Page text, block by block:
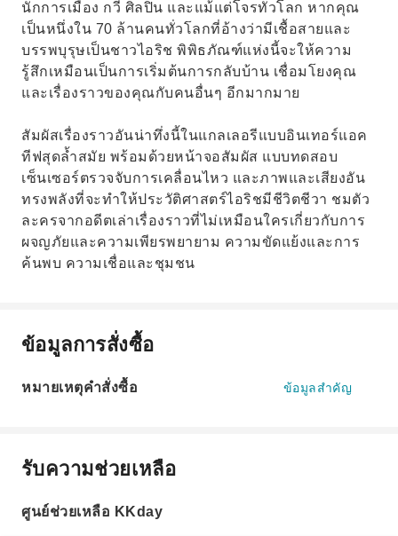
นักการเมือง กวี ศิลปิน และแม้แต่โจรทั่วโลก หากคุณ
เป็นหนึ่งใน 70 ล้านคนทั่วโลกที่อ้างว่ามีเชื้อสายและ
บรรพบุรุษเป็นชาวไอริช พิพิธภัณฑ์แห่งนี้จะให้ความ
รู้สึกเหมือนเป็นการเริ่มต้นการกลับบ้าน เชื่อมโยงคุณ
และเรื่องราวของคุณกับคนอื่นๆ อีกมากมาย
สัมผัสเรื่องราวอันน่าทึ่งนี้ในแกลเลอรีแบบอินเทอร์แอค
ทีฟสุดล้ำสมัย พร้อมด้วยหน้าจอสัมผัส แบบทดสอบ
เซ็นเซอร์ตรวจจับการเคลื่อนไหว และภาพและเสียงอัน
ทรงพลังที่จะทำให้ประวัติศาสตร์ไอริชมีชีวิตชีวา ชมตัว
ละครจากอดีตเล่าเรื่องราวที่ไม่เหมือนใครเกี่ยวกับการ
ผจญภัยและความเพียรพยายาม ความขัดแย้งและการ
ค้นพบ ความเชื่อและชุมชน
ข้อมูลการสั่งซื้อ
หมายเหตุคำสั่งซื้อ ข้อมูลสำคัญ
รับความช่วยเหลือ
ศูนย์ช่วยเหลือ KKday